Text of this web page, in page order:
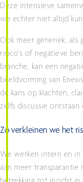
Deze intensieve
we echter niet altijd
Ook meer generiek, als
risico’s of negatieve
branche, kan een
beeldvorming van
de kans op klachten,
zelfs discussie ontstaan
Zo verkleinen we het
We werken intern en
aan meer transparantie